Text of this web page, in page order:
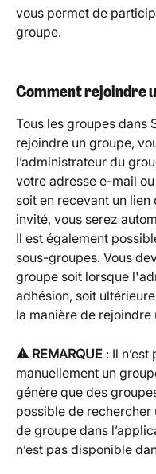
vous permet de
groupe.
Comment rejoindre
Tous les groupes dans
rejoindre un groupe,
l’administrateur du
votre adresse e-mail
soit en recevant un
invité, vous serez
Il est également
sous-groupes. Vous
groupe soit lorsque
adhésion, soit
la manière de
⚠️ REMARQUE : Il
manuellement un
génère que des
possible de rechercher
de groupe dans
n’est pas disponible